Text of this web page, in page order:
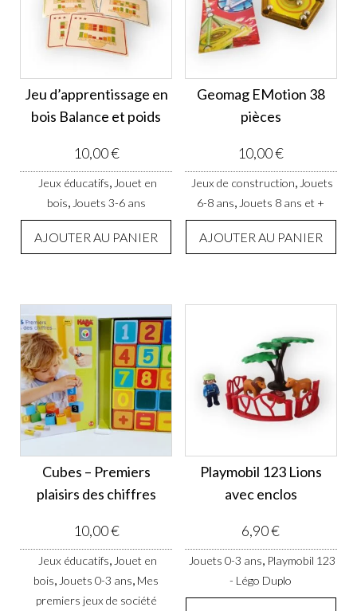
Jeu d’apprentissage en
bois Balance et poids
10,00€
Jeux éducatifs, Jouet en
bois, Jouets 3-6 ans
AJOUTER AU PANIER
Geomag EMotion 38
pièces
10,00€
Jeux de construction, Jouets
6-8 ans, Jouets 8 ans et +
AJOUTER AU PANIER
Cubes – Premiers
plaisirs des chiffres
10,00€
Jeux éducatifs Jouet en
bois Jouets 0-3 ans Mes
premiers jeux de société
Playmobil 123 Lions
avec enclos
6,90€
Jouets 0-3 ans Playmobil 123
- Légo Duplo